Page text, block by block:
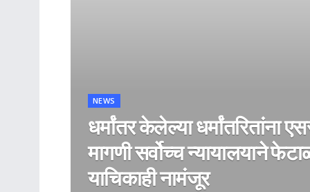
NEWS
धर्मांतर केलेल्या धर्मांतरितांना
मागणी सर्वोच्च न्यायालयाने
याचिकाही नामंजूर